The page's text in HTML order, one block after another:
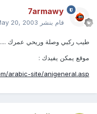
7armawy
قام بنشر 20, 2003
طيب ركبي وصلة وريحي عمرك .....
موقع يمكن يفيدك :
arabic-site/anigeneral.asp